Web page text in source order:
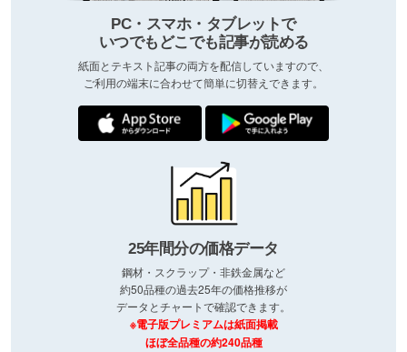
PC・スマホ・タブレットで
いつでもどこでも記事が読める
紙面とテキスト記事の両方を配信していますので、
ご利用の端末に合わせて簡単に切替えできます。
25年間分の価格データ
鋼材・スクラップ・非鉄金属など
約50品種の過去25年の価格推移が
データとチャートで確認できます。
※電子版プレミアムは紙面掲載
ほぼ全品種の約240品種